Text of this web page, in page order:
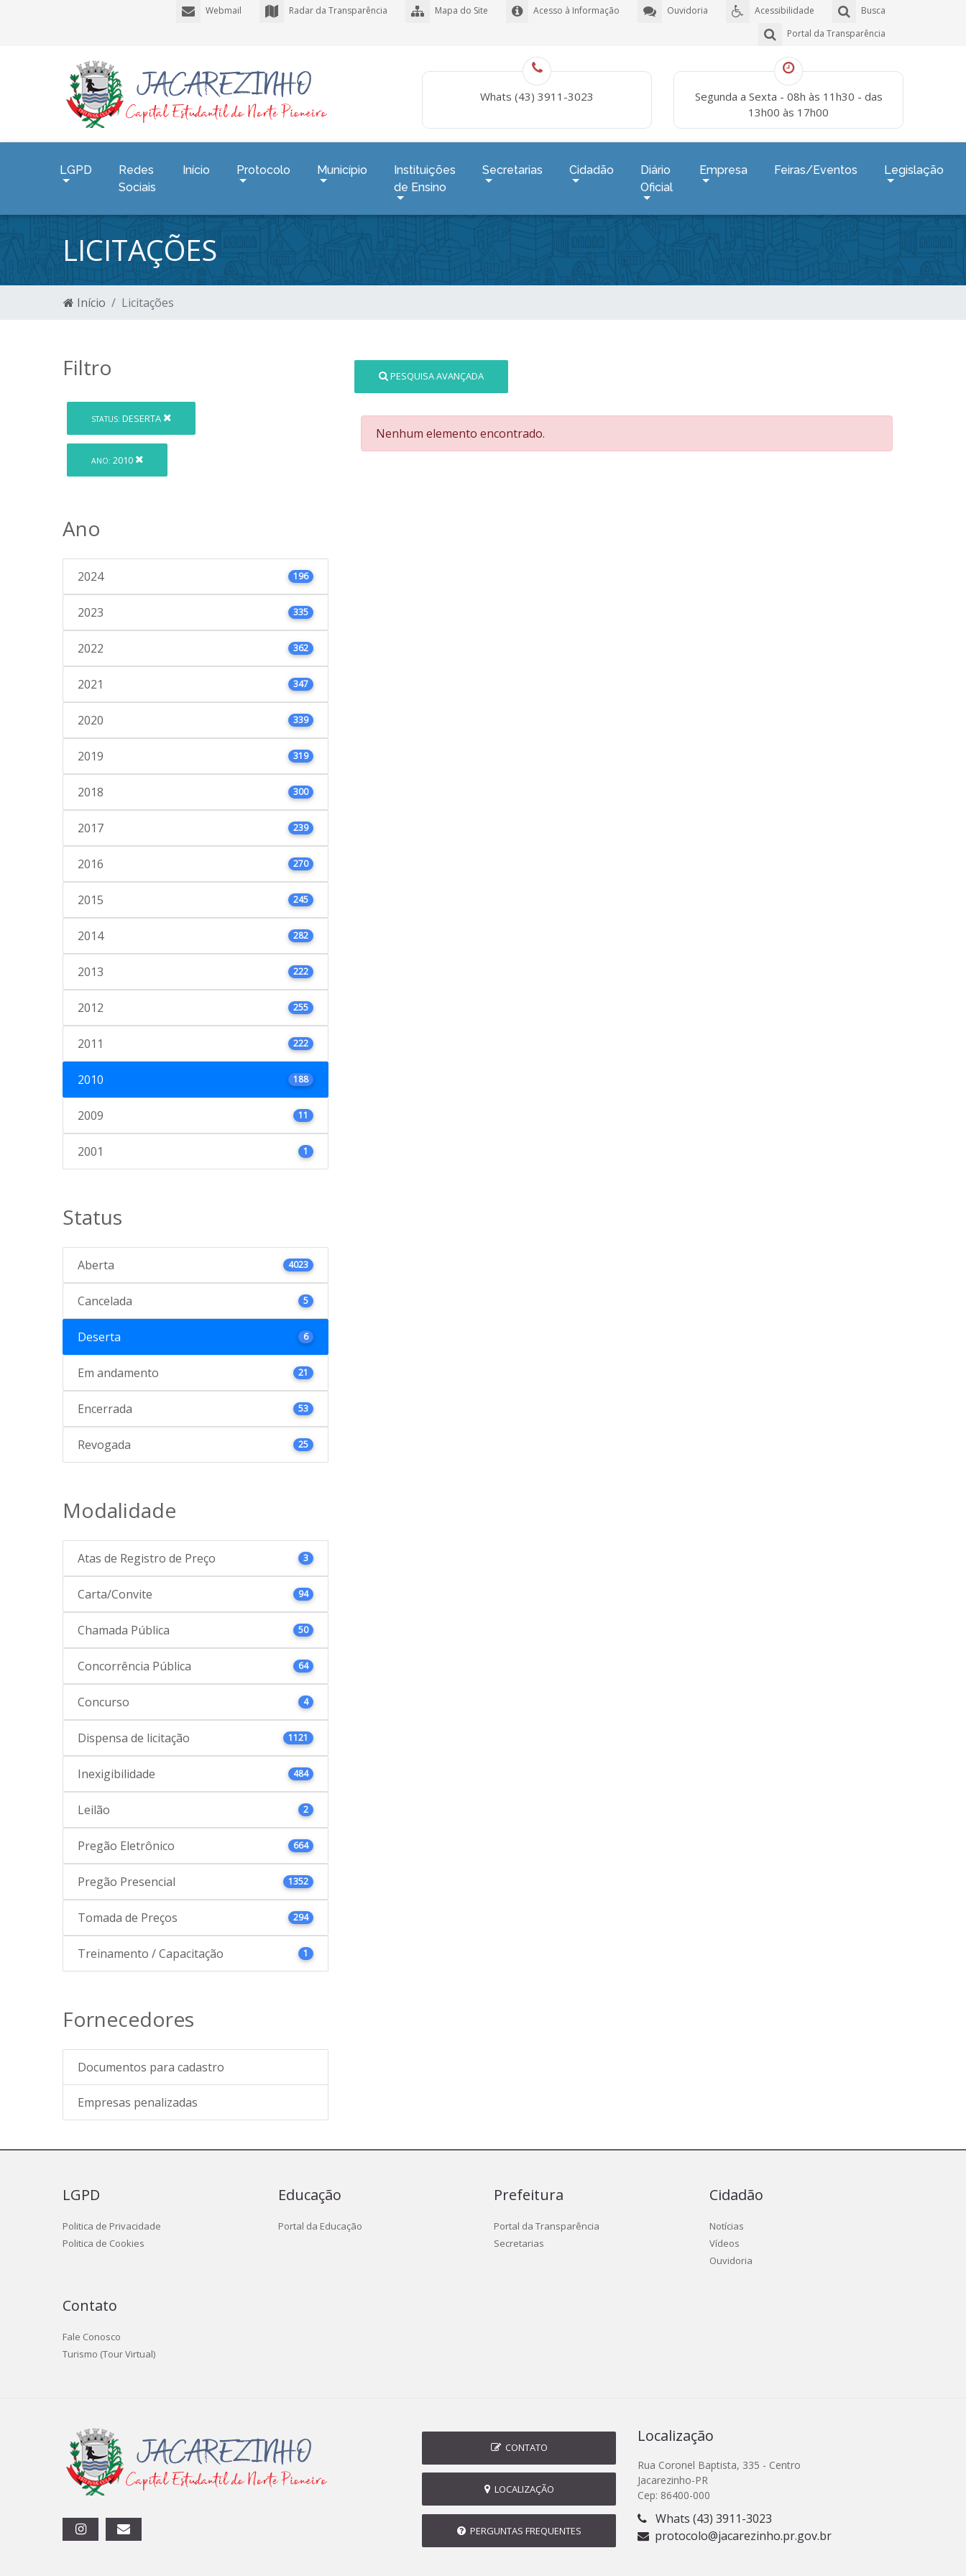
Busca
Acessibilidade
Ouvidoria
Acesso à Informação
Mapa do Site
Radar da Transparência
Webmail
Portal da Transparência
Whats (43) 3911-3023
Segunda a Sexta - 08h às 11h30 - das
13h00 às 17h00
LGPD
Redes
Sociais
Início Protocolo Município
Instituições
de Ensino
Secretarias Cidadão
Diário
Oficial
Empresa Feiras/Eventos Legislação
LICITAÇÕES
Início Licitações
Filtro
STATUS: DESERTA
ANO: 2010
Ano
2024 196
2023 335
2022 362
2021 347
2020 339
2019 319
2018 300
2017 239
2016 270
2015 245
2014 282
2013 222
2012 255
2011 222
2010 188
2009 11
2001 1
Status
Aberta 4023
Cancelada 5
Deserta 6
Em andamento 21
Encerrada 53
Revogada 25
Modalidade
Atas de Registro de Preço 3
Carta/Convite 94
Chamada Pública 50
Concorrência Pública 64
Concurso 4
Dispensa de licitação 1121
Inexigibilidade 484
Leilão 2
Pregão Eletrônico 664
Pregão Presencial 1352
Tomada de Preços 294
Treinamento / Capacitação 1
Fornecedores
Documentos para cadastro
Empresas penalizadas
PESQUISA AVANÇADA
Nenhum elemento encontrado.
LGPD
Politica de Privacidade
Politica de Cookies
Educação
Portal da Educação
Prefeitura
Portal da Transparência
Secretarias
Cidadão
Notícias
Vídeos
Ouvidoria
Contato
Fale Conosco
Turismo (Tour Virtual)
CONTATO
LOCALIZAÇÃO
PERGUNTAS FREQUENTES
Localização
Rua Coronel Baptista, 335 - Centro
Jacarezinho-PR
Cep: 86400-000
Whats (43) 3911-3023
protocolo@jacarezinho.pr.gov.br